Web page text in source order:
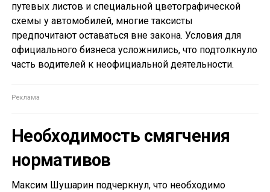
путевых листов и специальной цветографической
схемы у автомобилей, многие таксисты
предпочитают оставаться вне закона. Условия для
официального бизнеса усложнились, что подтолкнуло
часть водителей к неофициальной деятельности.
Необходимость смягчения
нормативов
Максим Шушарин подчеркнул, что необходимо